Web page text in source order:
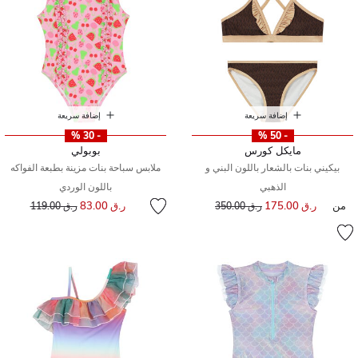
إضافة سريعة
- 50 %
مايكل كورس
بيكيني بنات بالشعار باللون البني و
الذهبي
من ر.ق 175.00 سعر مخفض منر.ق 350.00
إضافة سريعة
- 30 %
بوبولي
ملابس سباحة بنات مزينة بطبعة الفواكه
باللون الوردي
ر.ق 83.00 سعر مخفض من
ر.ق 119.00 إلى